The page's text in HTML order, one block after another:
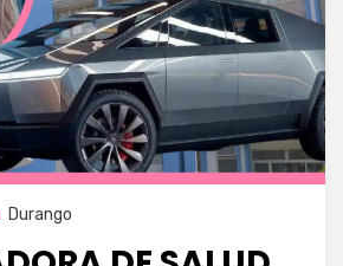
Durango